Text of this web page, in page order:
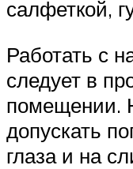
салфеткой,
Работать с
следует в
помещении.
допускать
глаза и на